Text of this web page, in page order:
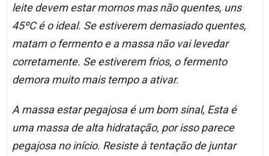
leite devem estar mornos mas não quentes, uns
45ºC é o ideal. Se estiverem demasiado quentes,
matam o fermento e a massa não vai levedar
corretamente. Se estiverem frios, o fermento
demora muito mais tempo a ativar.
A massa estar pegajosa é um bom sinal, Esta é
uma massa de alta hidratação, por isso parece
pegajosa no início. Resiste à tentação de juntar